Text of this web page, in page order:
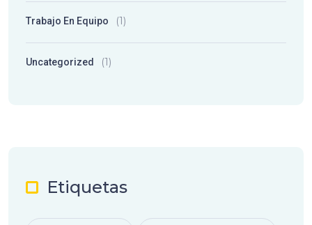
Trabajo En Equipo (1)
Uncategorized (1)
Etiquetas